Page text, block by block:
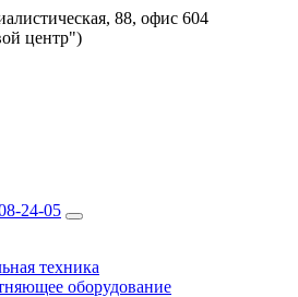
88, офис 604
центр")
24-05
техника
оборудование